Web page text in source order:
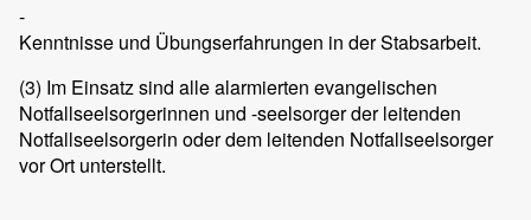
-
Kenntnisse und Übungserfahrungen in der Stabsarbeit.
(3) Im Einsatz sind alle alarmierten evangelischen
Notfallseelsorgerinnen und -seelsorger der leitenden
Notfallseelsorgerin oder dem leitenden Notfallseelsorger
vor Ort unterstellt.